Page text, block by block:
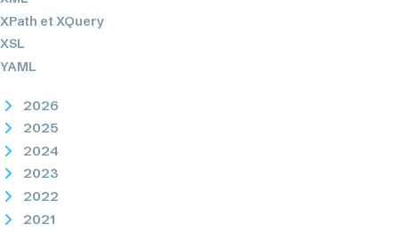
XPath et XQuery
XSL
YAML
2026
2025
2024
2023
2022
2021